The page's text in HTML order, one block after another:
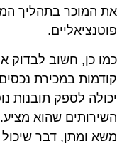
המוכר בתהליך
כן, חשוב לבדוק
במכירת
לספק תובנות
שהוא מציע.
ומתן, דבר שיכול